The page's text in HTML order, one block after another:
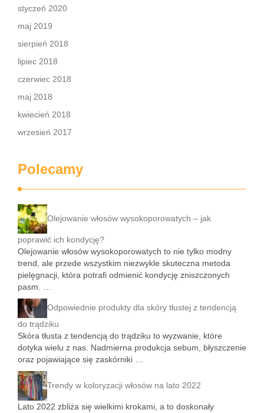
styczeń 2020
maj 2019
sierpień 2018
lipiec 2018
czerwiec 2018
maj 2018
kwiecień 2018
wrzesień 2017
Polecamy
Olejowanie włosów wysokoporowatych – jak
poprawić ich kondycję?
Olejowanie włosów wysokoporowatych to nie tylko modny
trend, ale przede wszystkim niezwykle skuteczna metoda
pielęgnacji, która potrafi odmienić kondycję zniszczonych
pasm. …
Odpowiednie produkty dla skóry tłustej z tendencją
do trądziku
Skóra tłusta z tendencją do trądziku to wyzwanie, które
dotyka wielu z nas. Nadmierna produkcja sebum, błyszczenie
oraz pojawiające się zaskórniki …
Trendy w koloryzacji włosów na lato 2022
Lato 2022 zbliża się wielkimi krokami, a to doskonały